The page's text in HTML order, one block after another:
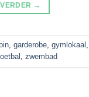
→
, garderobe, gymlokaal ,
, zwembad